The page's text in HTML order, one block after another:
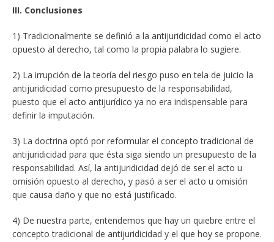
III. Conclusiones
1) Tradicionalmente se definió a la antijuridicidad como el acto
opuesto al derecho, tal como la propia palabra lo sugiere.
2) La irrupción de la teoría del riesgo puso en tela de juicio la
antijuridicidad como presupuesto de la responsabilidad,
puesto que el acto antijurídico ya no era indispensable para
definir la imputación.
3) La doctrina optó por reformular el concepto tradicional de
antijuridicidad para que ésta siga siendo un presupuesto de la
responsabilidad. Así, la antijuridicidad dejó de ser el acto u
omisión opuesto al derecho, y pasó a ser el acto u omisión
que causa daño y que no está justificado.
4) De nuestra parte, entendemos que hay un quiebre entre el
concepto tradicional de antijuridicidad y el que hoy se propone.